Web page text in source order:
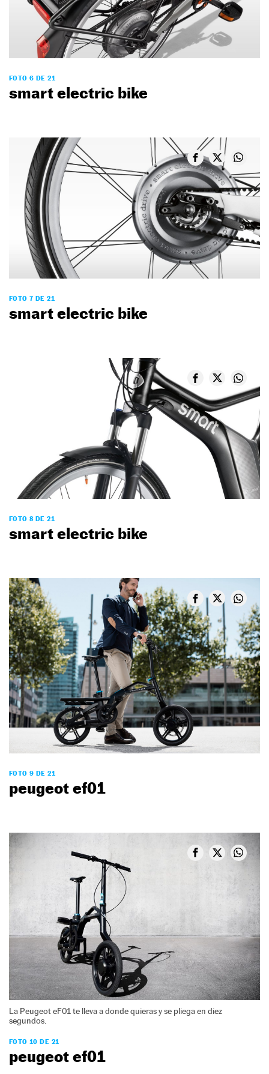
FOTO 6 DE 21
smart electric bike
FOTO 7 DE 21
smart electric bike
FOTO 8 DE 21
smart electric bike
FOTO 9 DE 21
peugeot ef01
La Peugeot eF01 te lleva a donde quieras y se pliega en diez
segundos.
FOTO 10 DE 21
peugeot ef01